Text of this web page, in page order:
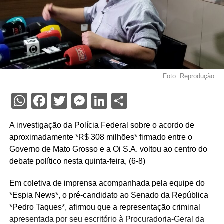
Foto: Reprodução
WhatsApp
Facebook
TwitterMessenger
LinkedIn
A investigação da Polícia Federal sobre o acordo de
aproximadamente *R$ 308 milhões* firmado entre o
Governo de Mato Grosso e a Oi S.A. voltou ao centro do
debate político nesta quinta-feira, (6-8)
Em coletiva de imprensa acompanhada pela equipe do
*Espia News*, o pré-candidato ao Senado da República
*Pedro Taques*, afirmou que a representação criminal
apresentada por seu escritório à Procuradoria-Geral da